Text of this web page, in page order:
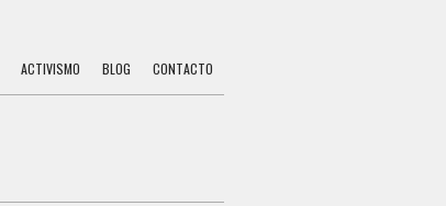
ACTIVISMO BLOG CONTACTO